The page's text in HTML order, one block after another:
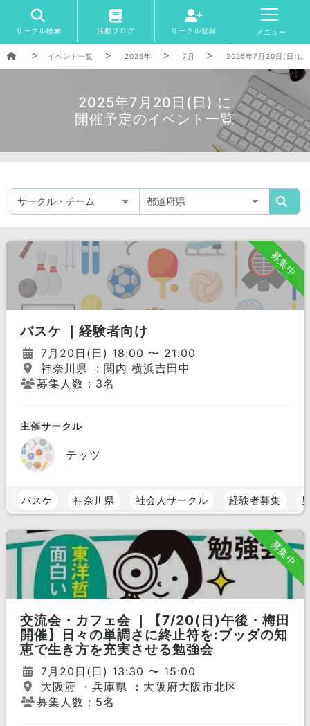
サークル検索 活動ブログ サークル登録 メニュー
イベント一覧 2025年 7月 2025年7月20日(日)に
2025年7月20日(日) に
開催予定のイベント一覧
募集中
バスケ ｜経験者向け
7月20日(日) 18:00 〜 21:00
神奈川県 ：関内 横浜吉田中
募集人数：3名
主催サークル
テッツ
バスケ 神奈川県 社会人サークル 経験者募集
募集中
交流会・カフェ会 ｜【7/20(日)午後・梅田
開催】日々の単調さに終止符を:ブッダの知
恵で生き方を充実させる勉強会
7月20日(日) 13:30 〜 15:00
大阪府 ・兵庫県 ：大阪府大阪市北区
募集人数：5名